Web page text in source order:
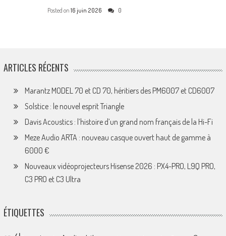
Posted on 16 juin 2026 0
ARTICLES RÉCENTS
Marantz MODEL 70 et CD 70, héritiers des PM6007 et CD6007
Solstice : le nouvel esprit Triangle
Davis Acoustics : l’histoire d’un grand nom français de la Hi-Fi
Meze Audio ARTA : nouveau casque ouvert haut de gamme à
6000 €
Nouveaux vidéoprojecteurs Hisense 2026 : PX4-PRO, L9Q PRO,
C3 PRO et C3 Ultra
ÉTIQUETTES